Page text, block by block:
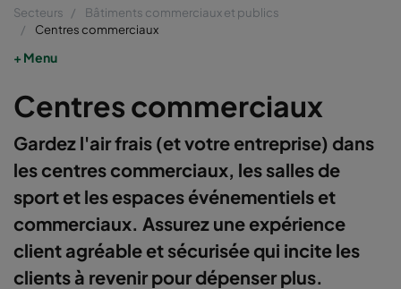
Secteurs
Bâtiments commerciaux et publics
Centres commerciaux
Menu
Centres commerciaux
Gardez l'air frais (et votre entreprise) dans
les centres commerciaux, les salles de
sport et les espaces événementiels et
commerciaux. Assurez une expérience
client agréable et sécurisée qui incite les
clients à revenir pour dépenser plus.